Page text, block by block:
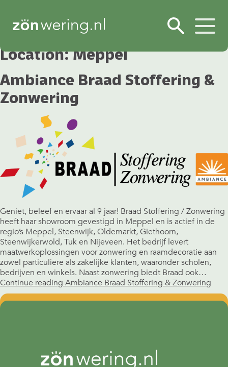
Location:Meppel
Ambiance Braad Stoffering &
Zonwering
Geniet, beleef en ervaar al 9 jaar! Braad Stoffering / Zonwering
heeft haar showroom gevestigd in Meppel en is actief in de
regio’s Meppel, Steenwijk, Oldemarkt, Giethoorn,
Steenwijkerwold, Tuk en Nijeveen. Het bedrijf levert
maatwerkoplossingen voor zonwering en raamdecoratie aan
zowel particuliere als zakelijke klanten, waaronder scholen,
bedrijven en winkels. Naast zonwering biedt Braad ook…
Continue reading Ambiance Braad Stoffering & Zonwering